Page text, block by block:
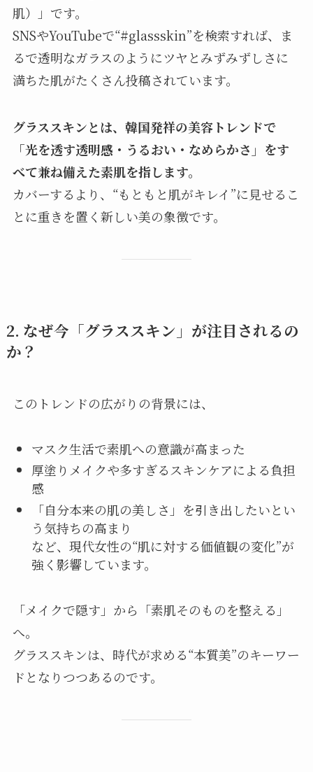
肌）」です。
SNSやYouTubeで“#glassskin”を検索すれば、ま
るで透明なガラスのようにツヤとみずみずしさに
満ちた肌がたくさん投稿されています。
グラススキンとは、韓国発祥の美容トレンドで
「光を透す透明感・うるおい・なめらかさ」をす
べて兼ね備えた素肌を指します。
カバーするより、“もともと肌がキレイ”に見せるこ
とに重きを置く新しい美の象徴です。
2. なぜ今「グラススキン」が注目されるの
か？
このトレンドの広がりの背景には、
マスク生活で素肌への意識が高まった
厚塗りメイクや多すぎるスキンケアによる負担
感
「自分本来の肌の美しさ」を引き出したいとい
う気持ちの高まり
など、現代女性の“肌に対する価値観の変化”が
強く影響しています。
「メイクで隠す」から「素肌そのものを整える」
へ。
グラススキンは、時代が求める“本質美”のキーワー
ドとなりつつあるのです。